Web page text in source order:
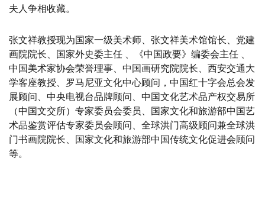
夫人争相收藏。
张文祥教授现为国家一级美术师、张文祥美术馆馆长、党建
画院院长、国家外史委主任 、《中国政要》编委会主任 、
中国美术家协会荣誉理事、中国画研究院院长、西安交通大
学客座教授、罗马尼亚文化中心顾问，中国红十字会总会发
展顾问、中央电视台品牌顾问、中国文化艺术品产权交易所
（中国文交所）专家委员会委员、国家文化和旅游部中国艺
术品鉴赏评估专家委员会顾问、全球洪门高级顾问兼全球洪
门书画院院长、国家文化和旅游部中国传统文化促进会顾问
等。